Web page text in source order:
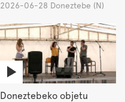
2026-06-28 Doneztebe (N)
Doneztebeko objetu